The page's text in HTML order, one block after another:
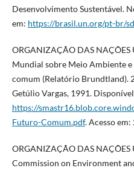
Desenvolvimento Sustentável.
em: https://brasil.un.org/pt-br/
ORGANIZAÇÃO DAS NAÇÕES
Mundial sobre Meio Ambiente
comum (Relatório Brundtland).
Getúlio Vargas, 1991.
https://
Futuro-Comum.pdf. Acesso
ORGANIZAÇÃO DAS
Commission on Environment